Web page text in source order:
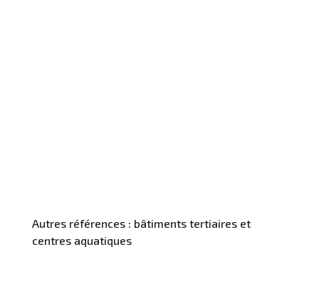
Autres références : bâtiments tertiaires et
centres aquatiques